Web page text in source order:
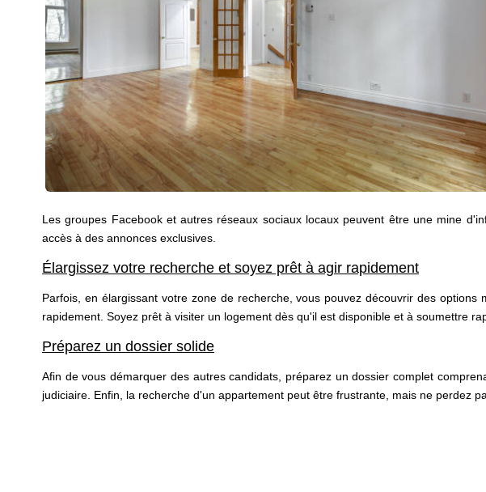
Les groupes Facebook et autres réseaux sociaux locaux peuvent être une mine
accès à des annonces exclusives.
Élargissez votre recherche et soyez prêt à agir rapidement
Parfois, en élargissant votre zone de recherche, vous pouvez découvrir des
rapidement. Soyez prêt à visiter un logement dès qu'il est disponible et à soumettre
Préparez un dossier solide
Afin de vous démarquer des autres candidats, préparez un dossier complet
judiciaire. Enfin, la recherche d'un appartement peut être frustrante, mais ne perdez